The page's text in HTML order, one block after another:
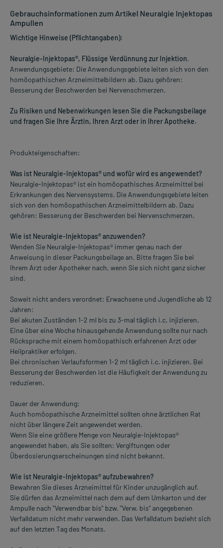
Gebrauchsinformationen zum Artikel Neuralgie Injektopas
Ampullen
Wichtige Hinweise (Pflichtangaben):
Neuralgie-Injektopas®, Flüssige Verdünnung zur Injektion.
Anwendungsgebiete: Die Anwendungsgebiete leiten sich von den
homöopathischen Arzneimittelbildern ab. Dazu gehören:
Besserung der Beschwerden bei Nervenschmerzen.
Zu Risiken und Nebenwirkungen lesen Sie die Packungsbeilage
und fragen Sie Ihre Ärztin, Ihren Arzt oder in Ihrer Apotheke.
Produkteigenschaften:
Was ist Neuralgie-Injektopas® und wofür wird es angewendet?
Neuralgie-Injektopas® ist ein homöopathisches Arzneimittel bei
Erkrankungen des Nervensystems. Die Anwendungsgebiete leiten
sich von den homöopathischen Arzneimittelbildern ab. Dazu
gehören: Besserung der Beschwerden bei Nervenschmerzen.
Wie ist Neuralgie-Injektopas® anzuwenden?
Wenden Sie Neuralgie-Injektopas® immer genau nach der
Anweisung in dieser Packungsbeilage an. Bitte fragen Sie bei
Ihrem Arzt oder Apotheker nach, wenn Sie sich nicht ganz sicher
sind.
Soweit nicht anders verordnet: Erwachsene und Jugendliche ab 12
Jahren:
Bei akuten Zuständen 1-2 ml bis zu 3-mal täglich i.c. injizieren.
Eine über eine Woche hinausgehende Anwendung sollte nur nach
Rücksprache mit einem homöopathisch erfahrenen Arzt oder
Heilpraktiker erfolgen.
Bei chronischen Verlaufsformen 1-2 ml täglich i.c. injizieren. Bei
Besserung der Beschwerden ist die Häufigkeit der Anwendung zu
reduzieren.
Dauer der Anwendung:
Auch homöopathische Arzneimittel sollten ohne ärztlichen Rat
nicht über längere Zeit angewendet werden.
Wenn Sie eine größere Menge von Neuralgie-Injektopas®
angewendet haben, als Sie sollten: Vergiftungen oder
Überdosierungserscheinungen sind nicht bekannt.
Wie ist Neuralgie-Injektopas® aufzubewahren?
Bewahren Sie dieses Arzneimittel für Kinder unzugänglich auf.
Sie dürfen das Arzneimittel nach dem auf dem Umkarton und der
Ampulle nach "Verwendbar bis" bzw. "Verw. bis" angegebenen
Verfalldatum nicht mehr verwenden. Das Verfalldatum bezieht sich
auf den letzten Tag des Monats.